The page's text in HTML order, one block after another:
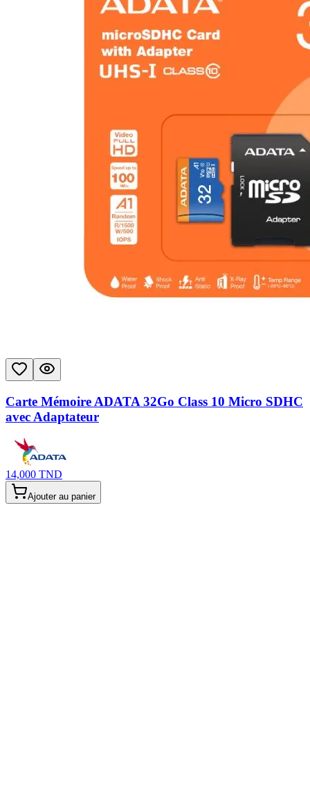
Carte Mémoire ADATA 32Go Class 10 Micro SDHC
avec Adaptateur
14,000 TND
Ajouter au panier